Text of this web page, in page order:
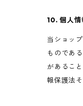
10. 個人情
当ショッ
ものであ
があるこ
報保護法